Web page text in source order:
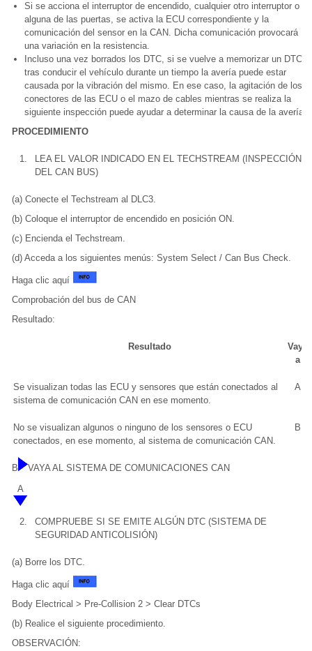
Si se acciona el interruptor de encendido, cualquier otro interruptor o
alguna de las puertas, se activa la ECU correspondiente y la
comunicación del sensor en la CAN. Dicha comunicación provocará
una variación en la resistencia.
Incluso una vez borrados los DTC, si se vuelve a memorizar un DTC
tras conducir el vehículo durante un tiempo la avería puede estar
causada por la vibración del mismo. En ese caso, la agitación de los
conectores de las ECU o el mazo de cables mientras se realiza la
siguiente inspección puede ayudar a determinar la causa de la avería.
PROCEDIMIENTO
1.
LEA EL VALOR INDICADO EN EL TECHSTREAM (INSPECCIÓN
DEL CAN BUS)
(a) Conecte el Techstream al DLC3.
(b) Coloque el interruptor de encendido en posición ON.
(c) Encienda el Techstream.
(d) Acceda a los siguientes menús: System Select / Can Bus Check.
Haga clic aquí
Comprobación del bus de CAN
Resultado:
Resultado
Vaya
a
Se visualizan todas las ECU y sensores que están conectados al
sistema de comunicación CAN en ese momento.
A
No se visualizan algunos o ninguno de los sensores o ECU
conectados, en ese momento, al sistema de comunicación CAN.
B
B
VAYA AL SISTEMA DE COMUNICACIONES CAN
A
2.
COMPRUEBE SI SE EMITE ALGÚN DTC (SISTEMA DE
SEGURIDAD ANTICOLISIÓN)
(a) Borre los DTC.
Haga clic aquí
Body Electrical > Pre-Collision 2 > Clear DTCs
(b) Realice el siguiente procedimiento.
OBSERVACIÓN: